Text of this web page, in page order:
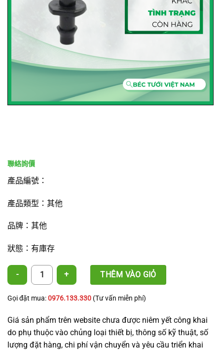
產品編號：
產品類型：其他
品牌：其他
狀態：有庫存
5mm 微管雙接頭 數量 THÊM VÀO GIỎ
Gọi đặt mua:0976.133.330 (Tư vấn miễn phí)
Giá sản phẩm trên website chưa được niêm yết công khai
do phụ thuộc vào chủng loại thiết bị, thông số kỹ thuật, số
lượng đặt hàng, chi phí vận chuyển và yêu cầu triển khai